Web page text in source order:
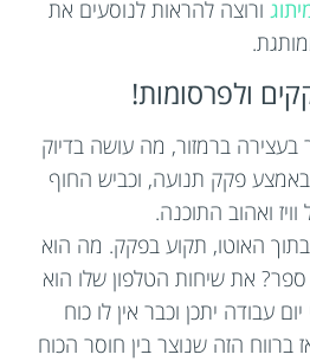
ורוצה להראות לנוסעים את
ולפרסומות!
ברמזור, מה עושה בדיוק
פקק תנועה, וכביש החוף
ואהוב התוכנה.
האוטו, תקוע בפקק. מה הוא
ספר? את שיחות הטלפון שלו הוא
עבודה יתכן וכבר אין לו כוח
ברווח הזה שנוצר בין חוסר הכוח